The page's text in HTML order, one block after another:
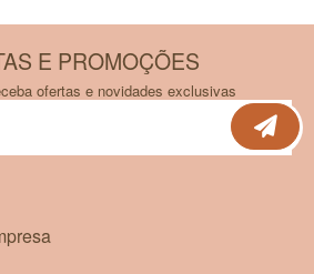
E PROMOÇÕES
ofertas e novidades exclusivas